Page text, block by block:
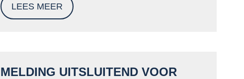
LEES MEER
MELDING UITSLUITEND VOOR